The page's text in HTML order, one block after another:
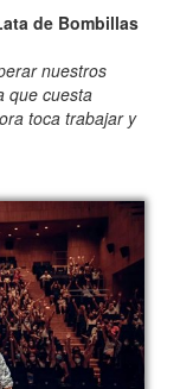
de Bombillas
nuestros
que cuesta
toca trabajar y